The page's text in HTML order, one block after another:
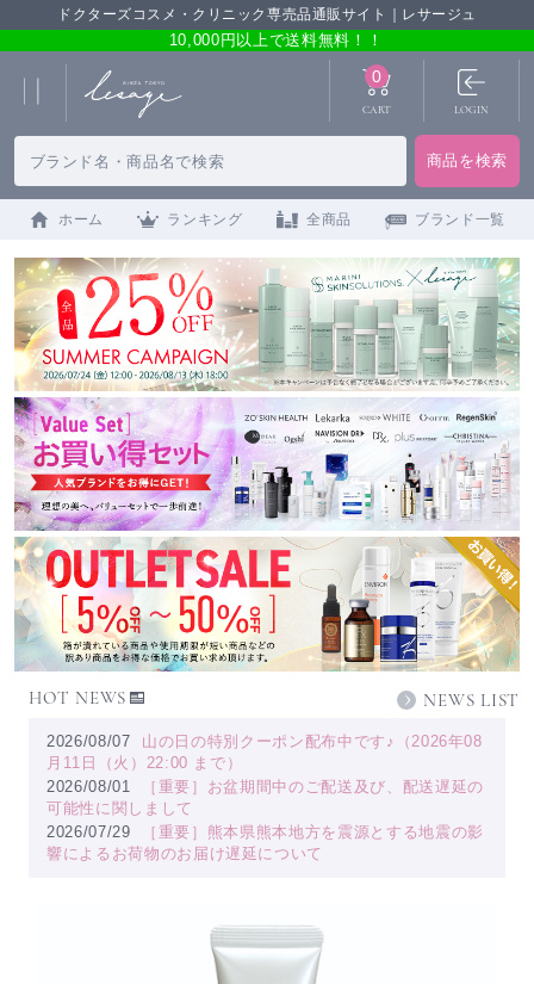
ドクターズコスメ・クリニック専売品通販サイト｜レサージュ
10,000円以上で送料無料！！
0
CART LOGIN
ホーム ランキング 全商品 ブランド一覧
HOT NEWS NEWS LIST
2026/08/07
山の日の特別クーポン配布中です♪（2026年08
月11日（火）22:00 まで）
2026/08/01
［重要］お盆期間中のご配送及び、配送遅延の
可能性に関しまして
2026/07/29
［重要］熊本県熊本地方を震源とする地震の影
響によるお荷物のお届け遅延について